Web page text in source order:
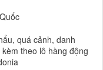
quá cảnh, danh
theo lô hàng động